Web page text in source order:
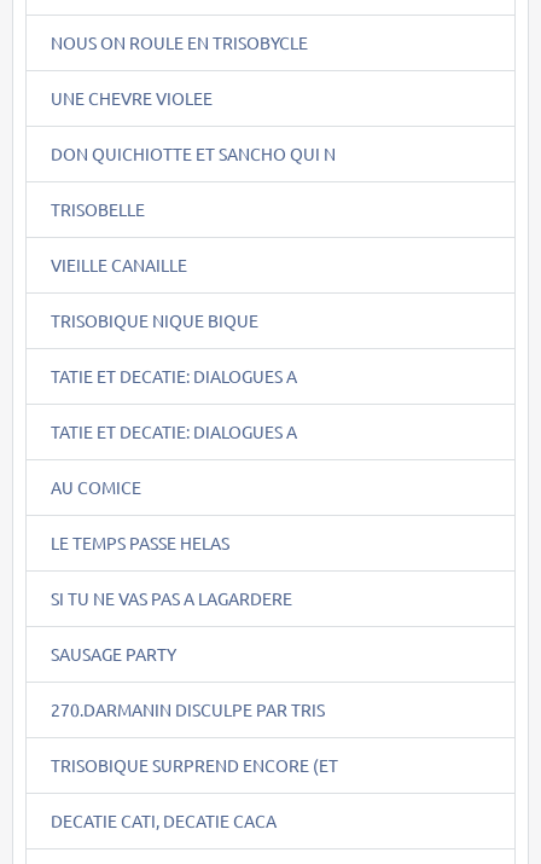
NOUS ON ROULE EN TRISOBYCLE
UNE CHEVRE VIOLEE
DON QUICHIOTTE ET SANCHO QUI N
TRISOBELLE
VIEILLE CANAILLE
TRISOBIQUE NIQUE BIQUE
TATIE ET DECATIE: DIALOGUES A
TATIE ET DECATIE: DIALOGUES A
AU COMICE
LE TEMPS PASSE HELAS
SI TU NE VAS PAS A LAGARDERE
SAUSAGE PARTY
270.DARMANIN DISCULPE PAR TRIS
TRISOBIQUE SURPREND ENCORE (ET
DECATIE CATI, DECATIE CACA